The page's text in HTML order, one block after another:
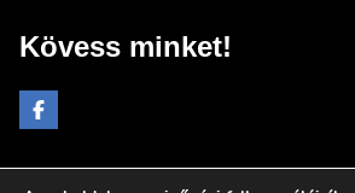
Kövess minket!